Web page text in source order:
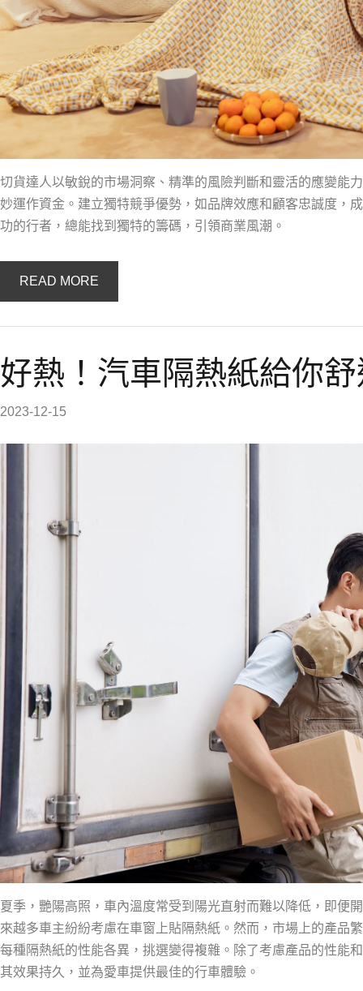
切貨達人以敏銳的市場洞察、精準的風險判斷和靈活的應變能
妙運作資金。建立獨特競爭優勢，如品牌效應和顧客忠誠度，
功的行者，總能找到獨特的籌碼，引領商業風潮。
READ MORE
好熱！汽車隔熱紙給你
2023-12-15
夏季，艷陽高照，車內溫度常受到陽光直射而難以降低，即便
來越多車主紛紛考慮在車窗上貼隔熱紙。然而，市場上的產品
每種隔熱紙的性能各異，挑選變得複雜。除了考慮產品的性能
其效果持久，並為愛車提供最佳的行車體驗。